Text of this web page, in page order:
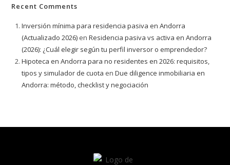
Recent Comments
Inversión mínima para residencia pasiva en Andorra
(Actualizado 2026) enResidencia pasiva vs activa en Andorra
(2026): ¿Cuál elegir según tu perfil inversor o emprendedor?
Hipoteca en Andorra para no residentes en 2026: requisitos,
tipos y simulador de cuota enDue diligence inmobiliaria en
Andorra: método, checklist y negociación